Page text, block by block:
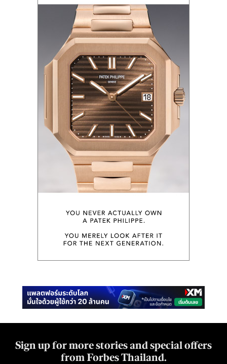
Sign up for more stories and special offers
from Forbes Thailand.